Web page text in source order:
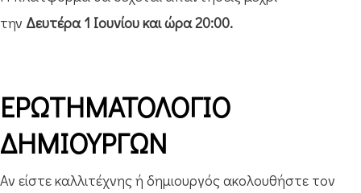
την Δευτέρα 1 Ιουνίου και ώρα 20:00.
ΕΡΩΤΗΜΑΤΟΛΟΓΙΟ
ΔΗΜΙΟΥΡΓΩΝ
Αν είστε καλλιτέχνης ή δημιουργός ακολουθήστε τον